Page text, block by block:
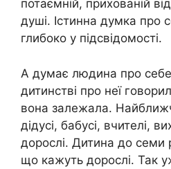
потаємній, прихованій
душі. Істинна думка про
глибоко у підсвідомості.
А думає людина про
дитинстві про неї
вона залежала.
дідусі, бабусі, вчителі,
дорослі. Дитина до семи
що кажуть дорослі. Так